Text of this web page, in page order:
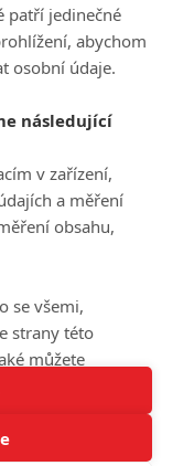
PŘIHLÁSIT
REGISTROVAT
serialy@fandimefilmu.cz
nám na e-mail
cookies |Pravidla webu
/ All rights reserved /
patří jedinečné
abychom
osobní údaje.
následující
v zařízení,
a měření
obsahu,
se všemi,
strany této
můžete
na stránce
funkce.
pouze na